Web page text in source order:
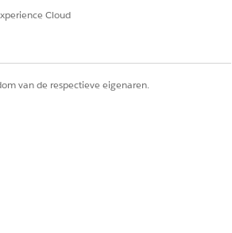
Cloud
Cloud
van de respectieve eigenaren.